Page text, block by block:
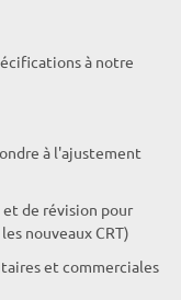
à notre
à l'ajustement
de révision pour
nouveaux CRT)
et commerciales